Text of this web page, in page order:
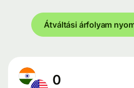
Átváltási árfolyam
0